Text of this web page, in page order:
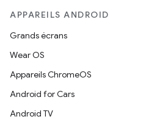
APPAREILS ANDROID
Grands écrans
Wear OS
Appareils ChromeOS
Android for Cars
Android TV